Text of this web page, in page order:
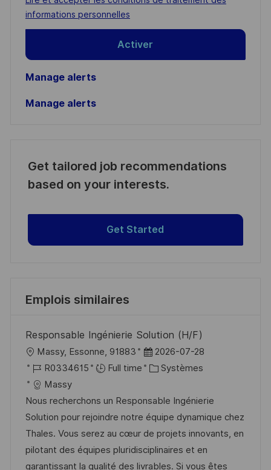
(Required)
informations personnelles
Activer
Manage alerts
Manage alerts
Get tailored job recommendations
based on your interests.
Get Started
Emplois similaires
Responsable Ingénierie Solution (H/F)
o
c
a
l
i
s
a
Massy, Essonne, 91883
D
a
e
d
’
a
f
2026-07-28
R
é
f
é
r
e
n
R0334615 Full time
C
t
é
g
o
r
Systèmes
Massy
Nous recherchons un Responsable Ingénierie
Solution pour rejoindre notre équipe dynamique chez
Thales. Vous serez au cœur de projets innovants, en
pilotant des équipes pluridisciplinaires et en
garantissant la qualité des livrables. Si vous êtes